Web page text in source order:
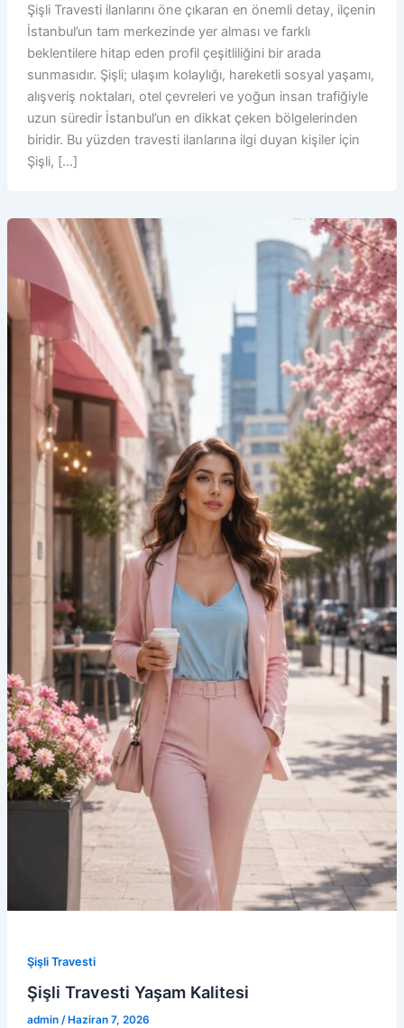
Şişli Travesti ilanlarını öne çıkaran en önemli detay, ilçenin
İstanbul’un tam merkezinde yer alması ve farklı
beklentilere hitap eden profil çeşitliliğini bir arada
sunmasıdır. Şişli; ulaşım kolaylığı, hareketli sosyal yaşamı,
alışveriş noktaları, otel çevreleri ve yoğun insan trafiğiyle
uzun süredir İstanbul’un en dikkat çeken bölgelerinden
biridir. Bu yüzden travesti ilanlarına ilgi duyan kişiler için
Şişli, […]
Şişli Travesti
Şişli Travesti Yaşam Kalitesi
admin / Haziran 7, 2026